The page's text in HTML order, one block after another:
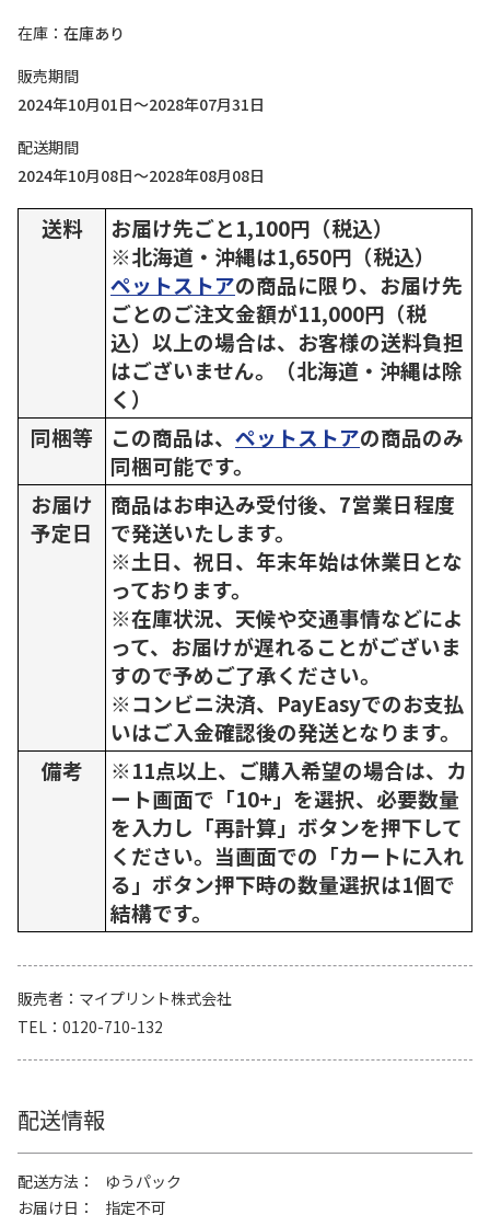
在庫
在庫あり
販売期間
2024年10月01日～2028年07月31日
配送期間
2024年10月08日～2028年08月08日
送料
お届け先ごと1,100円（税込）
※北海道・沖縄は1,650円（税込）
ペットストアの商品に限り、お届け先
ごとのご注文金額が11,000円（税
込）以上の場合は、お客様の送料負担
はございません。（北海道・沖縄は除
く）
同梱等
この商品は、 ペットストアの商品のみ
同梱可能です。
お届け
予定日
商品はお申込み受付後、7営業日程度
で発送いたします。
※土日、祝日、年末年始は休業日とな
っております。
※在庫状況、天候や交通事情などによ
って、お届けが遅れることがございま
すので予めご了承ください。
※コンビニ決済、PayEasyでのお支払
いはご入金確認後の発送となります。
備考
※11点以上、ご購入希望の場合は、カ
ート画面で「10+」を選択、必要数量
を入力し「再計算」ボタンを押下して
ください。当画面での「カートに入れ
る」ボタン押下時の数量選択は1個で
結構です。
販売者
マイプリント株式会社
TEL
0120-710-132
配送情報
配送方法
ゆうパック
お届け日
指定不可